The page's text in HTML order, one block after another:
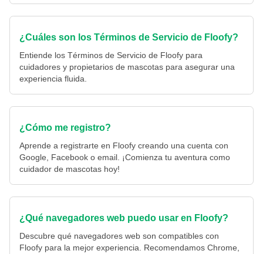
¿Cuáles son los Términos de Servicio de Floofy?
Entiende los Términos de Servicio de Floofy para
cuidadores y propietarios de mascotas para asegurar una
experiencia fluida.
¿Cómo me registro?
Aprende a registrarte en Floofy creando una cuenta con
Google, Facebook o email. ¡Comienza tu aventura como
cuidador de mascotas hoy!
¿Qué navegadores web puedo usar en Floofy?
Descubre qué navegadores web son compatibles con
Floofy para la mejor experiencia. Recomendamos Chrome,